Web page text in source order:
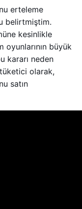
erteleme
belirtmiştim.
kesinlikle
oyunlarının büyük
kararı neden
olarak,
satın